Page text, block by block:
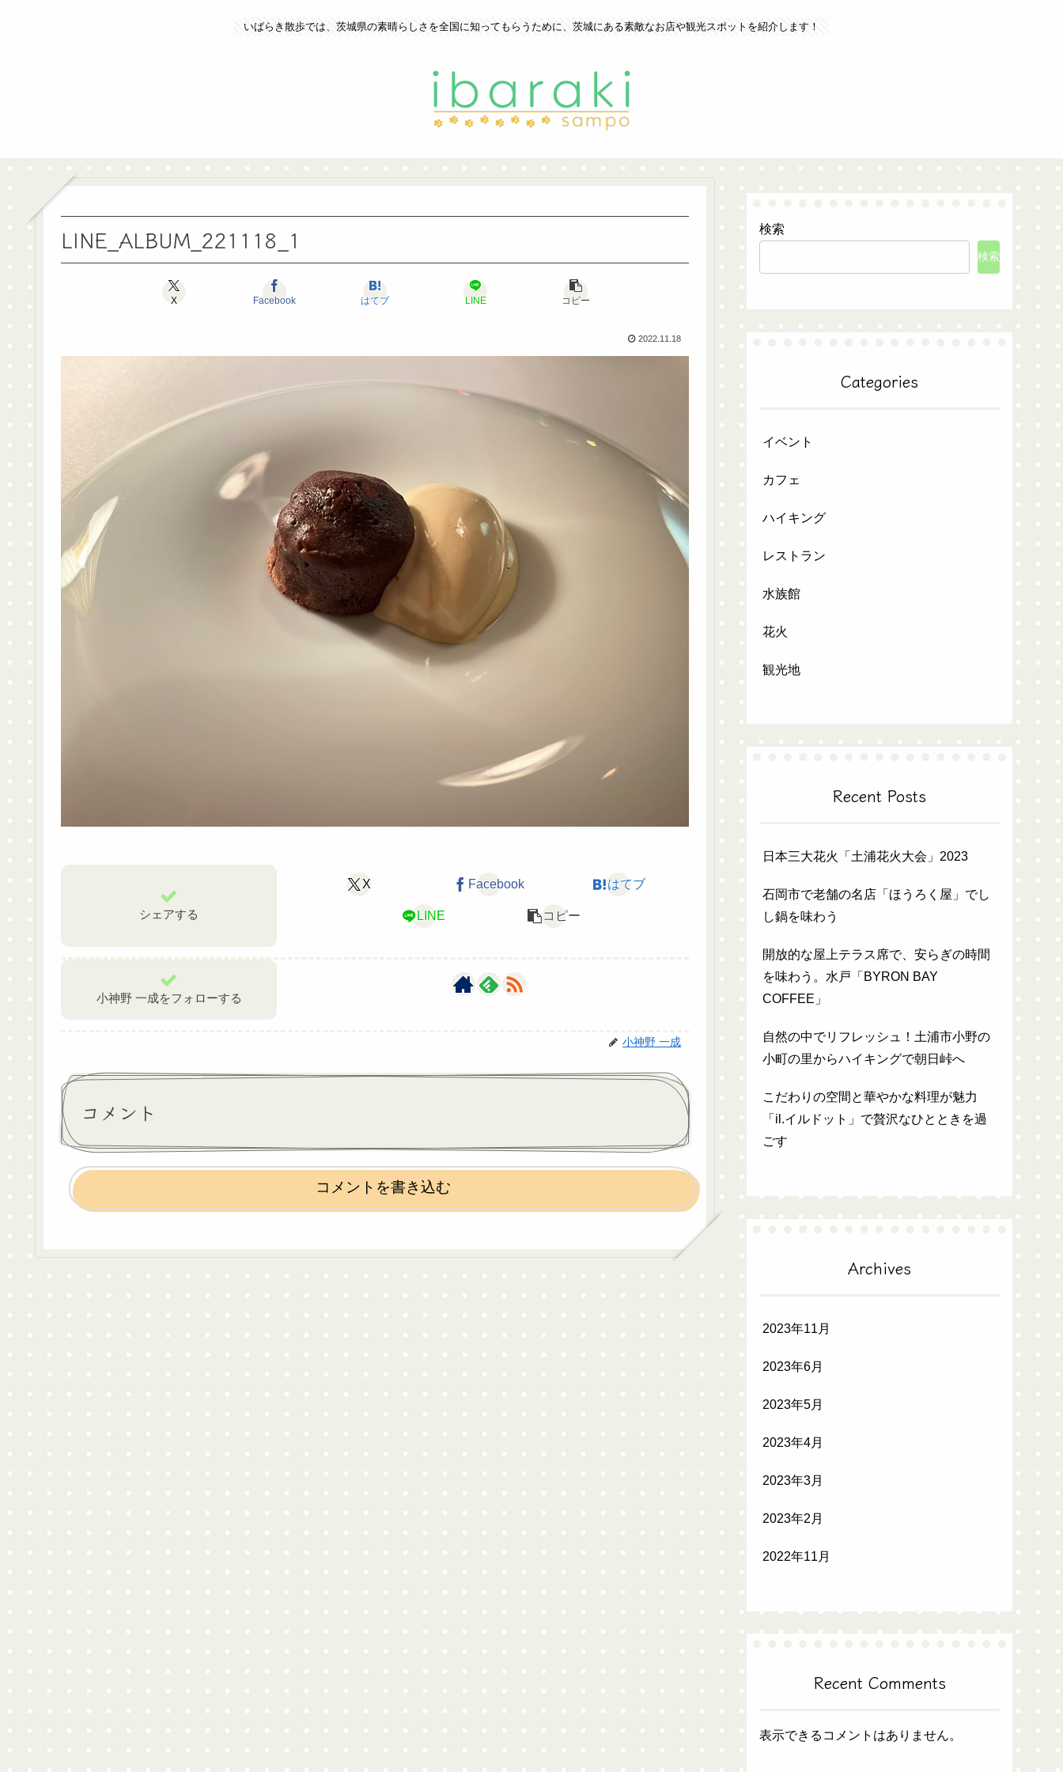
いばらき散歩では、茨城県の素晴らしさを全国に知ってもらうために、茨城にある素敵なお店や観光スポットを紹介します！
LINE_ALBUM_221118_1
X Facebook はてブ LINE コピー
2022.11.18
シェアする
X Facebook はてブ
LINE コピー
小神野 一成をフォローする
小神野 一成
コメント
コメントを書き込む
検索
検索
Categories
イベント
カフェ
ハイキング
レストラン
水族館
花火
観光地
Recent Posts
日本三大花火「土浦花火大会」2023
石岡市で老舗の名店「ほうろく屋」でし
し鍋を味わう
開放的な屋上テラス席で、安らぎの時間
を味わう。水戸「BYRON BAY
COFFEE」
自然の中でリフレッシュ！土浦市小野の
小町の里からハイキングで朝日峠へ
こだわりの空間と華やかな料理が魅力
「il.イルドット」で贅沢なひとときを過
ごす
Archives
2023年11月
2023年6月
2023年5月
2023年4月
2023年3月
2023年2月
2022年11月
Recent Comments
表示できるコメントはありません。